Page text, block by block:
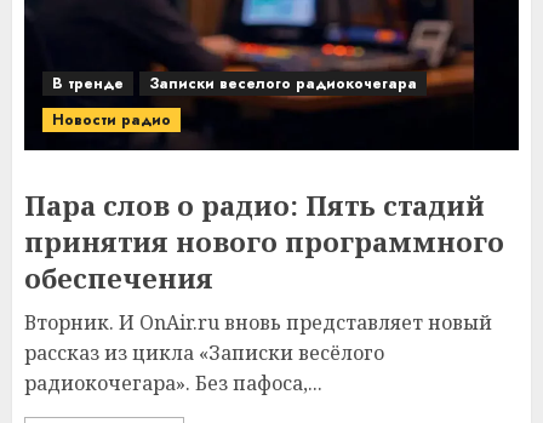
В тренде
Записки веселого радиокочегара
Новости радио
Пара слов о радио: Пять стадий
принятия нового программного
обеспечения
Вторник. И OnAir.ru вновь представляет новый
рассказ из цикла «Записки весёлого
радиокочегара». Без пафоса,...